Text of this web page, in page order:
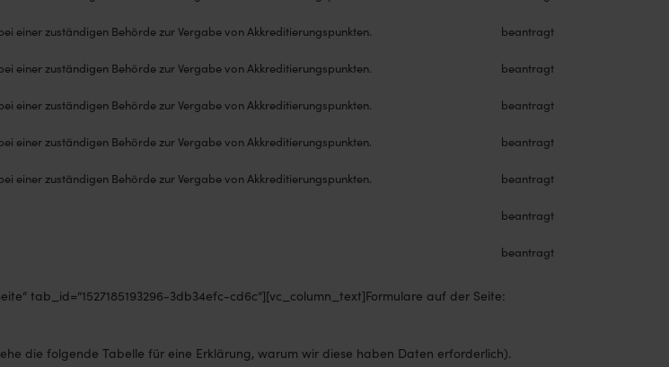
einer zuständigen Behörde zur Vergabe von Akkreditierungspunkten. beantragt
einer zuständigen Behörde zur Vergabe von Akkreditierungspunkten. beantragt
einer zuständigen Behörde zur Vergabe von Akkreditierungspunkten. beantragt
einer zuständigen Behörde zur Vergabe von Akkreditierungspunkten. beantragt
einer zuständigen Behörde zur Vergabe von Akkreditierungspunkten. beantragt
beantragt
beantragt
tab_id=“1527185193296-3db34efc-cd6c“][vc_column_text]Formulare auf der Seite:
die folgende Tabelle für eine Erklärung, warum wir diese haben Daten erforderlich).